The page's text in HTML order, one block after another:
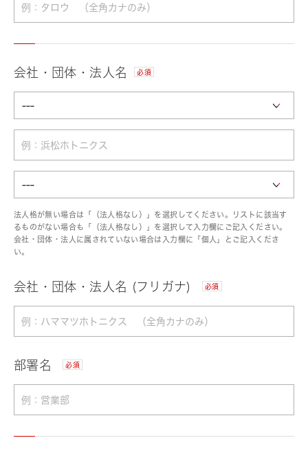
会社・団体・法人名 必須
法人格が無い場合は「（法人格なし）」を選択してください。リストに該当す
るものがない場合も「（法人格なし）」を選択して入力欄にご記入ください。
会社・団体・法人に属されていない場合は入力欄に「個人」とご記入くださ
い。
会社・団体・法人名 (フリガナ) 必須
部署名 必須